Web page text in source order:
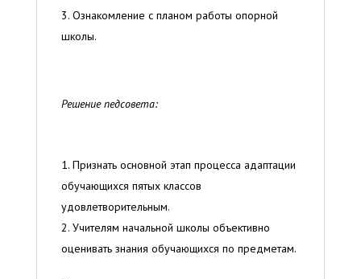
Ознакомление с планом работы опорной
школы.
Решение педсовета:
Признать основной этап процесса адаптации
обучающихся пятых классов
удовлетворительным.
Учителям начальной школы объективно
оценивать знания обучающихся по предметам.